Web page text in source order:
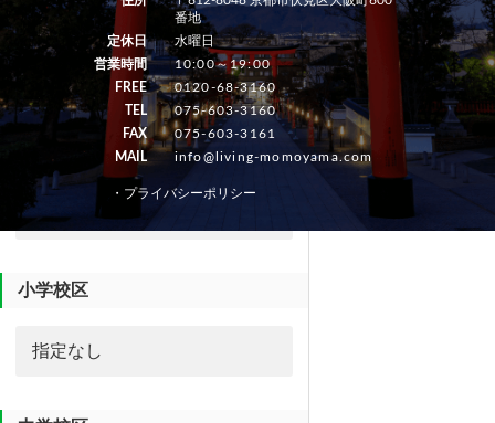
駅徒歩分
小学校区
番地
定休日
水曜日
営業時間
10:00～19:00
FREE
0120-68-3160
TEL
075-603-3160
FAX
075-603-3161
MAIL
info@living-momoyama.com
・プライバシーポリシー